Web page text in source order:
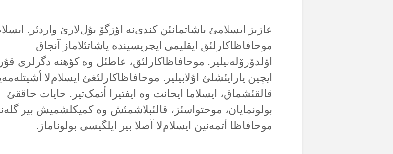
عازیز ایسلامئ یاشاتمانئن کندی‌نە اؤزگۆ یۇل‌لارئ واردئر.
موحافاظاکارلئق ایقلیمی ایچریسیندە یاشاتئلاماز آنجاق
اؤلدۆرۆلەبیلیر. موحافاظاکارلئق، عاطئل وە کؤهنە دگرلری
ایچین یارایئشلئ اۇلابیلیر. موحافاظاکارلئغئ ایسلام‌لا
قالقئشماق، ایسلاما ایحانت وە ایفتیرا أتمک‌تیر. حایات حاققئ
بولونمایان، موحتواسئز، قالئبلاشمئش وە کمیکلشمیش بیر
موحافاظا أتمەنین ایسلام‌لا آصلا بیر ایلگیسی بولوناماز.